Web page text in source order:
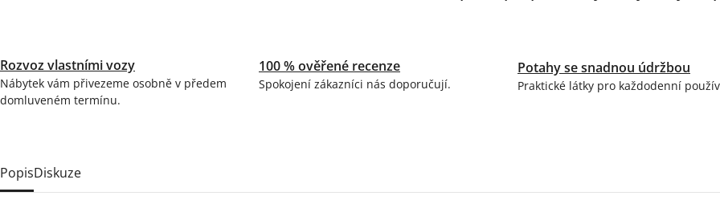
Rozvoz vlastními vozy
Nábytek vám přivezeme osobně v předem
domluveném termínu.
100 % ověřené recenze
Spokojení zákazníci nás doporučují.
Potahy se snadnou údržbou
Praktické látky pro každodenní
PopisDiskuze